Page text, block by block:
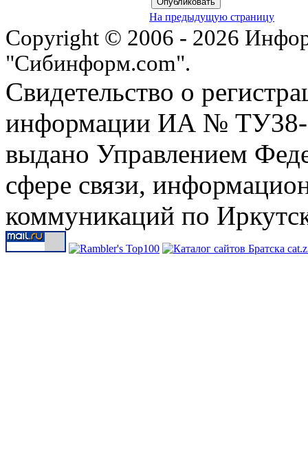
На предыдущую страницу
Copyright © 2006 - 2026
"Сибинформ.com".
Свидетельство о
информации ИА № ТУ38-
выдано Управлением
сфере связи,
коммуникаций по